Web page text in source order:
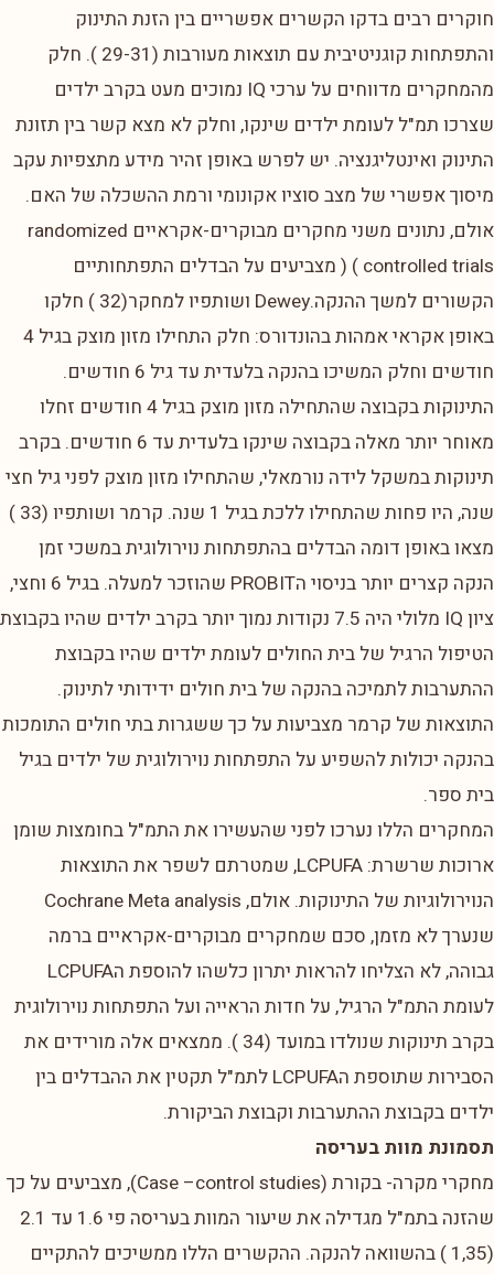
חוקרים רבים בדקו הקשרים אפשריים בין הזנת התינוק
והתפתחות קוגניטיבית עם תוצאות מעורבות (29-31 ). חלק
מהמחקרים מדווחים על ערכי IQ נמוכים מעט בקרב ילדים
שצרכו תמ"ל לעומת ילדים שינקו, וחלק לא מצא קשר בין תזונת
התינוק ואינטליגנציה. יש לפרש באופן זהיר מידע מתצפיות עקב
מיסוך אפשרי של מצב סוציו אקונומי ורמת ההשכלה של האם.
אולם, נתונים משני מחקרים מבוקרים-אקראיים randomized
controlled trials ) ( מצביעים על הבדלים התפתחותיים
הקשורים למשך ההנקה.Dewey ושותפיו למחקר(32 ) חלקו
באופן אקראי אמהות בהונדורס: חלק התחילו מזון מוצק בגיל 4
חודשים וחלק המשיכו בהנקה בלעדית עד גיל 6 חודשים.
התינוקות בקבוצה שהתחילה מזון מוצק בגיל 4 חודשים זחלו
מאוחר יותר מאלה בקבוצה שינקו בלעדית עד 6 חודשים. בקרב
תינוקות במשקל לידה נורמאלי, שהתחילו מזון מוצק לפני גיל חצי
שנה, היו פחות שהתחילו ללכת בגיל 1 שנה. קרמר ושותפיו (33 )
מצאו באופן דומה הבדלים בהתפתחות נוירולוגית במשכי זמן
הנקה קצרים יותר בניסוי הPROBIT שהוזכר למעלה. בגיל 6 וחצי,
ציון IQ מלולי היה 7.5 נקודות נמוך יותר בקרב ילדים שהיו בקבוצת
הטיפול הרגיל של בית החולים לעומת ילדים שהיו בקבוצת
ההתערבות לתמיכה בהנקה של בית חולים ידידותי לתינוק.
התוצאות של קרמר מצביעות על כך ששגרות בתי חולים התומכות
בהנקה יכולות להשפיע על התפתחות נוירולוגית של ילדים בגיל
בית ספר.
המחקרים הללו נערכו לפני שהעשירו את התמ"ל בחומצות שומן
ארוכות שרשרת: LCPUFA, שמטרתם לשפר את התוצאות
הנוירולוגיות של התינוקות. אולם, Cochrane Meta analysis
שנערך לא מזמן, סכם שמחקרים מבוקרים-אקראיים ברמה
גבוהה, לא הצליחו להראות יתרון כלשהו להוספת הLCPUFA
לעומת התמ"ל הרגיל, על חדות הראייה ועל התפתחות נוירולוגית
בקרב תינוקות שנולדו במועד (34 ). ממצאים אלה מורידים את
הסבירות שתוספת הLCPUFA לתמ"ל תקטין את ההבדלים בין
ילדים בקבוצת ההתערבות וקבוצת הביקורת.
תסמונת מוות בעריסה
מחקרי מקרה- בקורת (Case –control studies), מצביעים על כך
שהזנה בתמ"ל מגדילה את שיעור המוות בעריסה פי 1.6 עד 2.1
(1,35 ) בהשוואה להנקה. ההקשרים הללו ממשיכים להתקיים